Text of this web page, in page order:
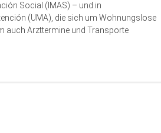
Social (IMAS) – und in
(UMA), die sich um Wohnungslose
auch Arzttermine und Transporte